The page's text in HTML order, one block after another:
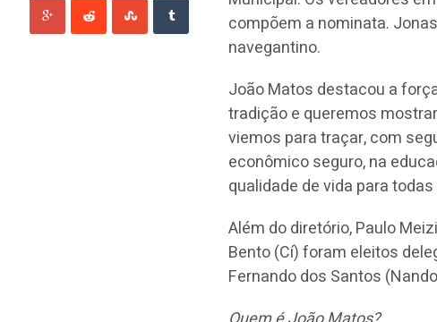
compõem a nominata.
navegantino.
João Matos destacou a
tradição e queremos
viemos para traçar, com
econômico seguro, na
qualidade de vida para
Além do diretório, Paulo
Bento (Cí) foram eleitos
Fernando dos Santos